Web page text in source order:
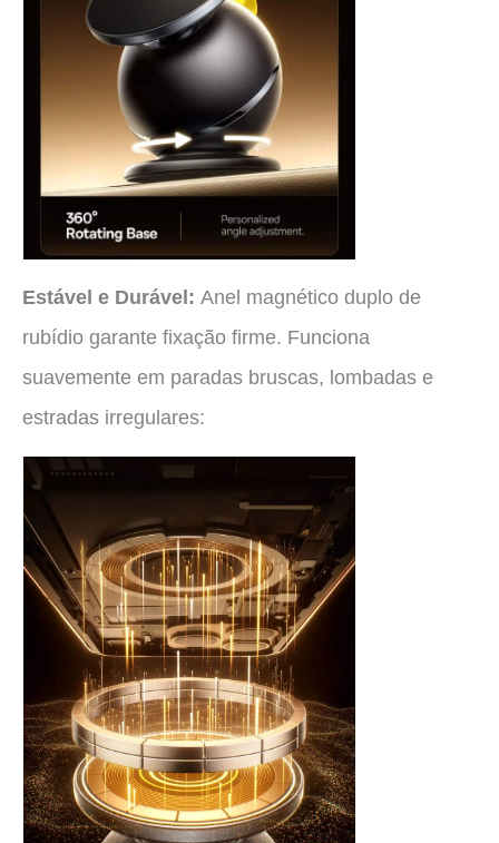
Estável e Durável: Anel magnético duplo de
rubídio garante fixação firme. Funciona
suavemente em paradas bruscas, lombadas e
estradas irregulares: